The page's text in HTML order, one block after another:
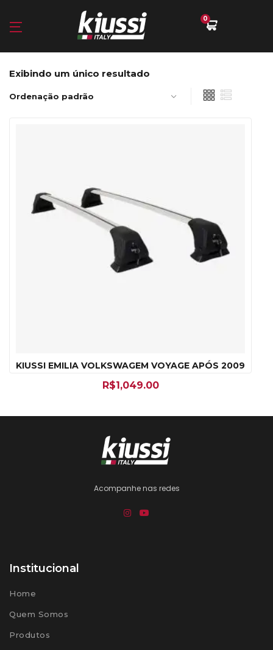
0
Exibindo um único resultado
KIUSSI EMILIA VOLKSWAGEM VOYAGE APÓS 2009
R$1,049.00
Acompanhe nas redes
Institucional
Home
Quem Somos
Produtos